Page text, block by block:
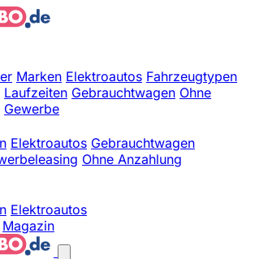
Marken Elektroautos Fahrzeugtypen
Laufzeiten Gebrauchtwagen Ohne
Gewerbe
Elektroautos Gebrauchtwagen
Ohne Anzahlung
Elektroautos
Magazin